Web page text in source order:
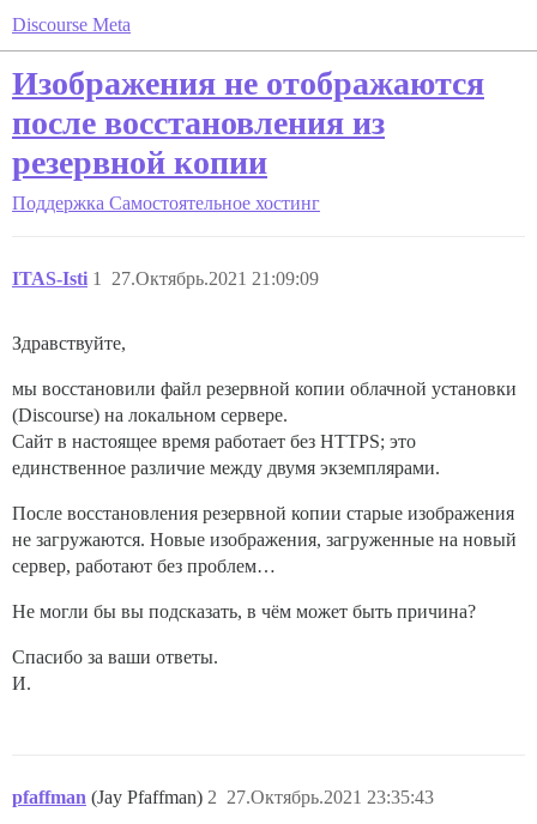
Discourse Meta
Изображения не отображаются
после восстановления из
резервной копии
Поддержка Самостоятельное хостинг
ITAS-Isti 27.Октябрь.2021 21:09:09
1
Здравствуйте,
мы восстановили файл резервной копии облачной установки
(Discourse) на локальном сервере.
Сайт в настоящее время работает без HTTPS; это
единственное различие между двумя экземплярами.
После восстановления резервной копии старые изображения
не загружаются. Новые изображения, загруженные на новый
сервер, работают без проблем…
Не могли бы вы подсказать, в чём может быть причина?
Спасибо за ваши ответы.
И.
pfaffman (Jay Pfaffman) 27.Октябрь.2021 23:35:43
2